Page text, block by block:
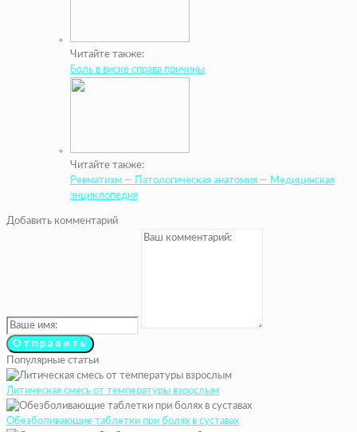
Читайте также:
Боль в виске справа причины
Читайте также:
Ревматизм — Патологическая анатомия — Медицинская
энциклопедия
Добавить комментарий
Популярные статьи
Литическая смесь от температуры взрослым
Обезболивающие таблетки при болях в суставах